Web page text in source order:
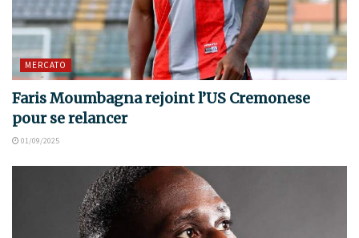
MERCATO
Faris Moumbagna rejoint l’US Cremonese
pour se relancer
01/09/2025